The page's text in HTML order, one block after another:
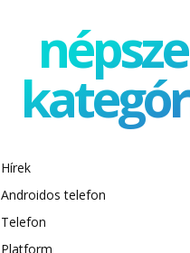
Hírek
Androidos telefon
Telefon
Platform